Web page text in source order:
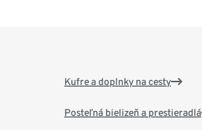
Kufre a doplnky na cesty
Posteľná bielizeň a prestieradlá